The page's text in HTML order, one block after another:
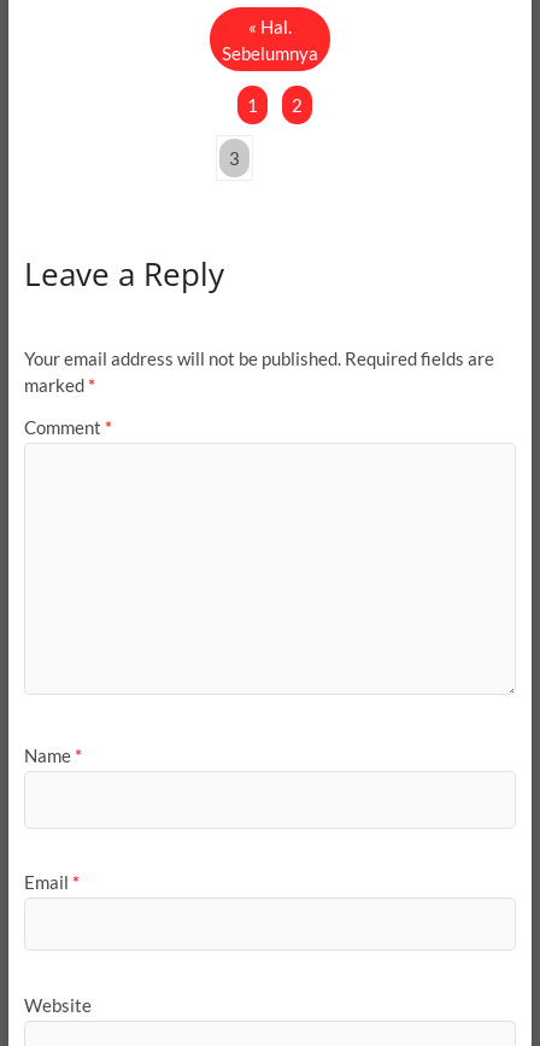
« Hal.
Sebelumnya
1 2
3
Leave a Reply
Your email address will not be published. Required fields are
marked *
Comment *
Name *
Email *
Website